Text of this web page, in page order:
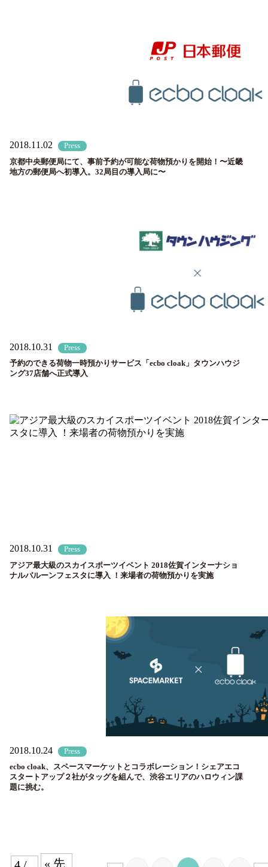
2018.11.02
Press
京都中央郵便局にて、事前予約が可能な荷物預かりを開始！〜近畿
地方の郵便局へ初導入。32局目の導入局に〜
2018.10.31
Press
予約のできる荷物一時預かりサービス「ecbo cloak」タウンハウジ
ング37店舗へ正式導入
2018.10.31
Press
アジア最大級のスカイスポーツイベント 2018佐賀インターナショ
ナルバルーンフェスタに導入 ！来場者の荷物預かりを実施
2018.10.24
Press
ecbo cloak、スペースマーケットとコラボレーション！シェアエコ
スタートアップ２社がタッグを組んで、渋谷エリアのハロウィン課
題に挑む。
« 先